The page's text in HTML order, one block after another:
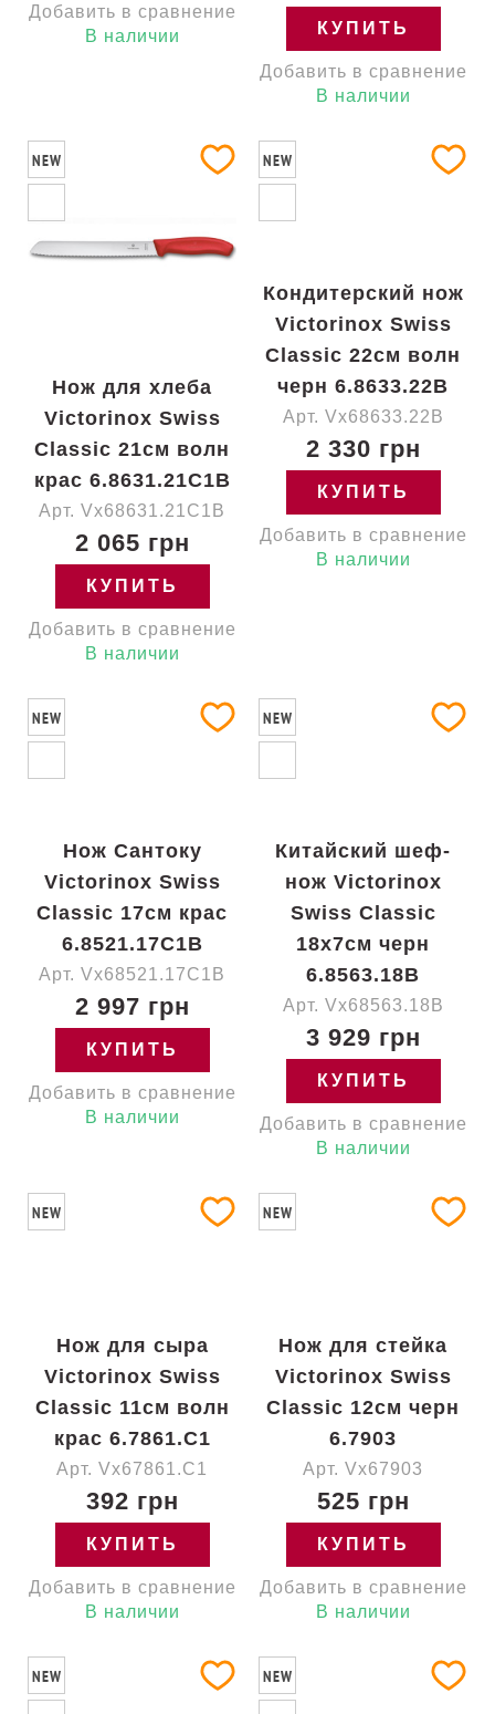
Добавить в сравнение
В наличии
КУПИТЬ
Добавить в сравнение
В наличии
NEW
Нож для хлеба
Victorinox Swiss
Classic 21см волн
крас 6.8631.21C1B
Арт. Vx68631.21C1B
2 065 грн
КУПИТЬ
Добавить в сравнение
В наличии
NEW
Кондитерский нож
Victorinox Swiss
Classic 22см волн
черн 6.8633.22B
Арт. Vx68633.22B
2 330 грн
КУПИТЬ
Добавить в сравнение
В наличии
NEW
Нож Сантоку
Victorinox Swiss
Classic 17см крас
6.8521.17C1B
Арт. Vx68521.17C1B
2 997 грн
КУПИТЬ
Добавить в сравнение
В наличии
NEW
Китайский шеф-
нож Victorinox
Swiss Classic
18x7см черн
6.8563.18B
Арт. Vx68563.18B
3 929 грн
КУПИТЬ
Добавить в сравнение
В наличии
NEW
Нож для сыра
Victorinox Swiss
Classic 11см волн
крас 6.7861.C1
Арт. Vx67861.C1
392 грн
КУПИТЬ
Добавить в сравнение
В наличии
NEW
Нож для стейка
Victorinox Swiss
Classic 12см черн
6.7903
Арт. Vx67903
525 грн
КУПИТЬ
Добавить в сравнение
В наличии
NEW NEW